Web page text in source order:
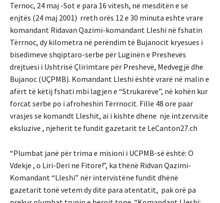
Ternoc, 24 maj -Sot e para 16 vitesh, në mesditën e së
enjtës (24 maj 2001) rreth orës 12 e 30 minuta eshte vrare
komandant Ridavan Qazimi-komandant Lleshi në fshatin
Tërrnoc, dy kilometra në perëndim të Bujanocit kryesues i
bisedimeve shqiptaro-serbe për Luginën e Preshevës
drejtuesi i Ushtrisë Çlirimtare për Preshevë, Medvegjë dhe
Bujanoc (UÇPMB). Komandant Lleshi është vrarë në malin e
afërt të këtij fshati mbi lagjen e “Strukarëve”, në kohën kur
forcat serbe po i afroheshin Tërrnocit. Fille 48 ore paar
vrasjes se komandt Lleshit, ai i kishte dhene nje intzervsite
eksluzive , njeherit te fundit gazetarit te LeCanton27.ch
“Plumbat janë për trima e misioni i UCPMB-së është: O
Vdekje , o Liri-Deri ne Fitore!”, ka thënë Ridvan Qazimi-
Komandant “Lleshi” nër intervistëne fundit dhënë
gazetarit tonë vetem dy dite para atentatit, pak orë pa